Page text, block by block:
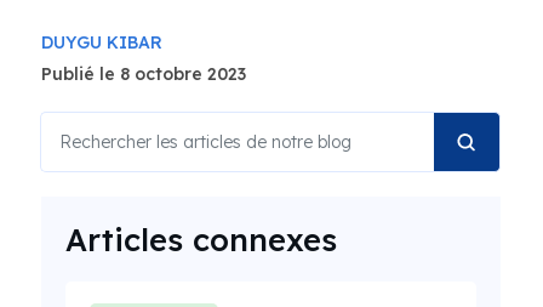
DUYGU KIBAR
Publié le 8 octobre 2023
Articles connexes